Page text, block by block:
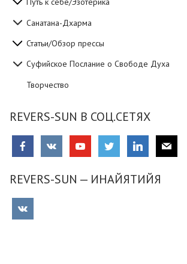
Санатана-Дхарма
Статьи/Обзор прессы
Суфийское Послание о Свободе Духа
Творчество
REVERS-SUN В СОЦ.СЕТЯХ
REVERS-SUN — ИНАЙЯТИЙЯ